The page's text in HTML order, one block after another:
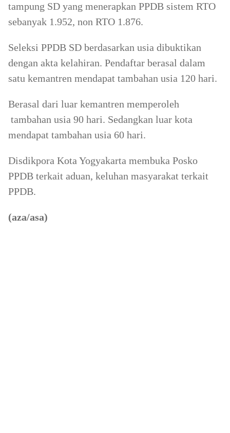
tampung SD yang menerapkan PPDB sistem RTO
sebanyak 1.952, non RTO 1.876.
Seleksi PPDB SD berdasarkan usia dibuktikan
dengan akta kelahiran. Pendaftar berasal dalam
satu kemantren mendapat tambahan usia 120 hari.
Berasal dari luar kemantren memperoleh
tambahan usia 90 hari. Sedangkan luar kota
mendapat tambahan usia 60 hari.
Disdikpora Kota Yogyakarta membuka Posko
PPDB terkait aduan, keluhan masyarakat terkait
PPDB.
(aza/asa)